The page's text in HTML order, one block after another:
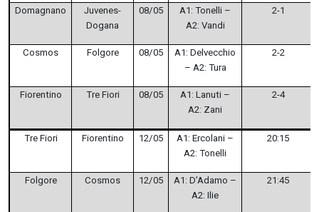
Domagnano
Juvenes-
Dogana
08/05
A1: Tonelli –
A2: Vandi
2-1
Cosmos Folgore 08/05
A1: Delvecchio
– A2: Tura
2-2
Fiorentino Tre Fiori 08/05
A1: Lanuti –
A2: Zani
2-4
Tre Fiori Fiorentino 12/05
A1: Ercolani –
A2: Tonelli
20:15
Folgore Cosmos 12/05
A1: D’Adamo –
A2: Ilie
21:45